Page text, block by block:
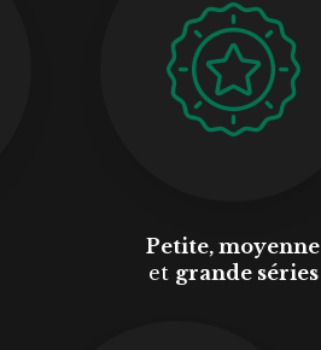
Petite, moyenne
et grande séries